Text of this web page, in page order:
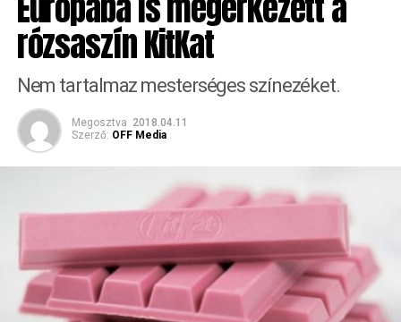
rózsaszín KitKat
Nem tartalmaz mesterséges színezéket.
Megosztva 2018.04.11
Szerző: OFF Media